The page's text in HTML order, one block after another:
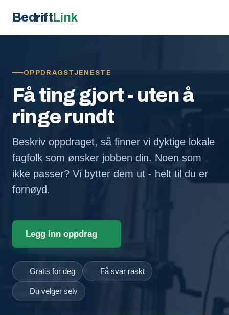
BedriftLink
OPPDRAGSTJENESTE
Få ting gjort - uten å
ringe rundt
Beskriv oppdraget, så finner vi dyktige lokale
fagfolk som ønsker jobben din. Noen som
ikke passer? Vi bytter dem ut - helt til du er
fornøyd.
Legg inn oppdrag
Gratis for deg Få svar raskt
Du velger selv